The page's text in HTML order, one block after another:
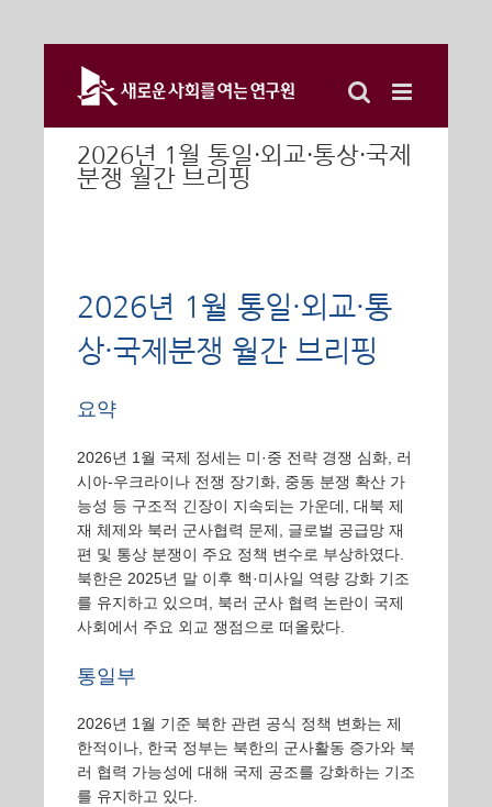
content
2026년 1월 통일·외교·통상·국제
분쟁 월간 브리핑
2026년 1월 통일·외교·통
상·국제분쟁 월간 브리핑
요약
2026년 1월 국제 정세는 미·중 전략 경쟁 심화, 러
시아-우크라이나 전쟁 장기화, 중동 분쟁 확산 가
능성 등 구조적 긴장이 지속되는 가운데, 대북 제
재 체제와 북러 군사협력 문제, 글로벌 공급망 재
편 및 통상 분쟁이 주요 정책 변수로 부상하였다.
북한은 2025년 말 이후 핵·미사일 역량 강화 기조
를 유지하고 있으며, 북러 군사 협력 논란이 국제
사회에서 주요 외교 쟁점으로 떠올랐다.
통일부
2026년 1월 기준 북한 관련 공식 정책 변화는 제
한적이나, 한국 정부는 북한의 군사활동 증가와 북
러 협력 가능성에 대해 국제 공조를 강화하는 기조
를 유지하고 있다.